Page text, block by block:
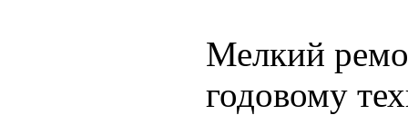
Мелкий
годовому